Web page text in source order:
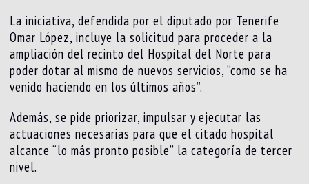
La iniciativa, defendida por el diputado por Tenerife
Omar López, incluye la solicitud para proceder a la
ampliación del recinto del Hospital del Norte para
poder dotar al mismo de nuevos servicios, “como se ha
venido haciendo en los últimos años”.
Además, se pide priorizar, impulsar y ejecutar las
actuaciones necesarias para que el citado hospital
alcance “lo más pronto posible” la categoría de tercer
nivel.